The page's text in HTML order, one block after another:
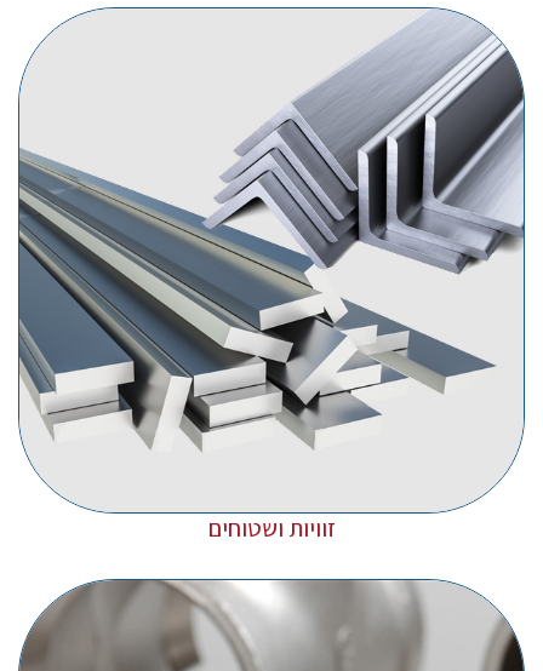
זוויות ושטוחים